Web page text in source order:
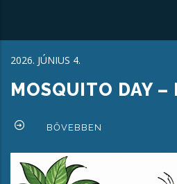
2026. JÚNIUS 4.
MOSQUITO DAY –
BŐVEBBEN